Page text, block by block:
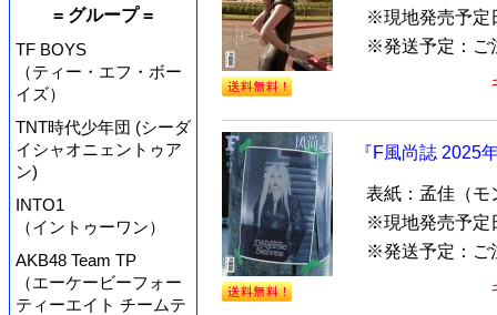
= グループ =
TF BOYS
（ティー・エフ・ボー
イズ）
TNT時代少年団 (シーダ
イシャオニェントゥア
ン)
INTO1
（イントゥーワン）
AKB48 Team TP
（エーケービーフォー
ティーエイト チームテ
※現地発売予定
※発送予定：ご
『F風尚誌 2025
表紙：孟佳（モ
※現地発売予定
※発送予定：ご